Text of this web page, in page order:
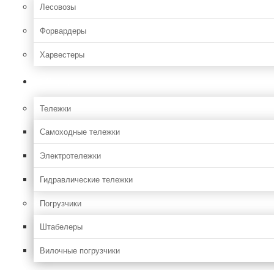
Лесовозы
Форвардеры
Харвестеры
Тележки
Самоходные тележки
Электротележки
Гидравлические тележки
Погрузчики
Штабелеры
Вилочные погрузчики